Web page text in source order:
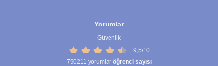
Yorumlar
Güvenlik
9,5/10
790211 yorumlar öğrenci sayısı